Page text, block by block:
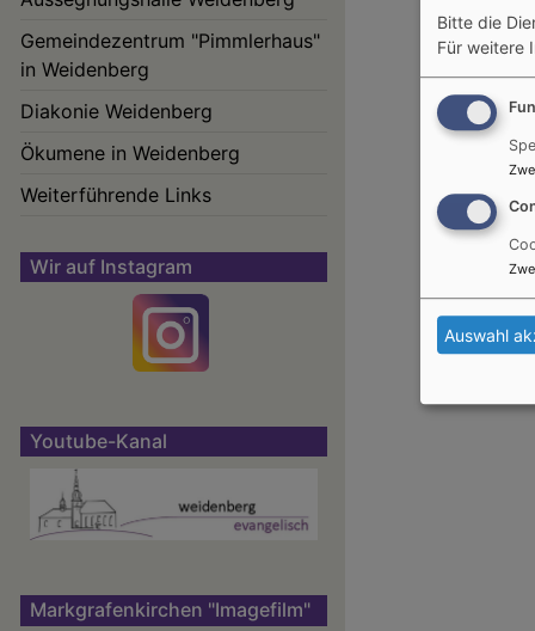
Gemeindezentrum "Pimmlerhaus"
in Weidenberg
Diakonie Weidenberg
Ökumene in Weidenberg
Weiterführende Links
Wir auf Instagram
Youtube-Kanal
Markgrafenkirchen "Imagefilm"
Bitte die
Für weitere
Auswahl